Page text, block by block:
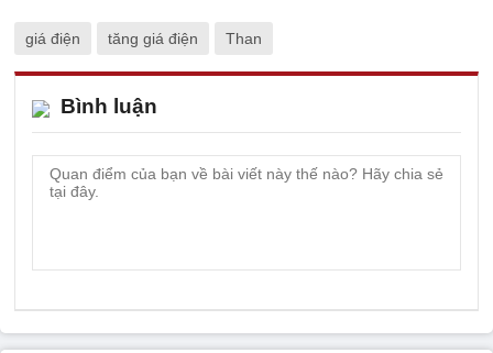
giá điện tăng giá điện Than
Bình luận